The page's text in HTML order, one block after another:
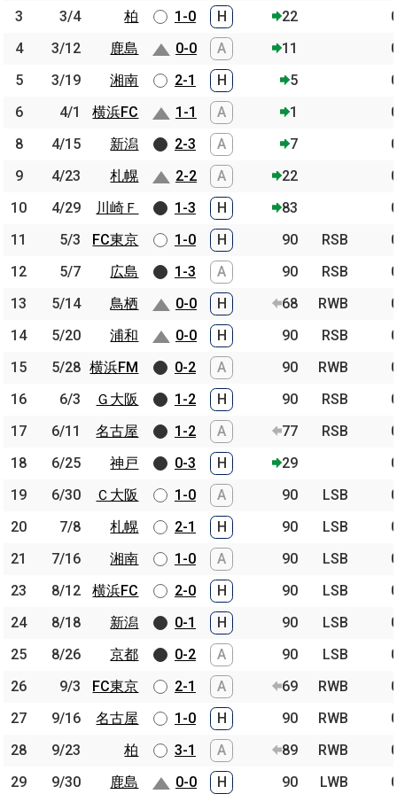
3 3/4 柏 1-0 H 22
4
3/12 鹿島 0-0 A 11
5
3/19 湘南 2-1 H 5
6
4/1 横浜FC 1-1 A 1
8
4/15 新潟 2-3 A 7
9
4/23 札幌 2-2 A 22
10
4/29 川崎Ｆ 1-3 H 83
11
5/3 FC東京 1-0 H 90 RSB
12
5/7 広島 1-3 A 90 RSB
13
5/14 鳥栖 0-0 H 68 RWB
14
5/20 浦和 0-0 H 90 RSB
15
5/28 横浜FM 0-2 A 90 RWB
16
6/3 Ｇ大阪 1-2 H 90 RSB
17
6/11 名古屋 1-2 A 77 RSB
18
6/25 神戸 0-3 H 29
19
6/30 Ｃ大阪 1-0 A 90 LSB
20
7/8 札幌 2-1 H 90 LSB
21
7/16 湘南 1-0 A 90 LSB
23
8/12 横浜FC 2-0 H 90 LSB
24
8/18 新潟 0-1 H 90 LSB
25
8/26 京都 0-2 A 90 LSB
26
9/3 FC東京 2-1 A 69 RWB
27
9/16 名古屋 1-0 H 90 RWB
28
9/23 柏 3-1 A 89 RWB
29
9/30 鹿島 0-0 H 90 LWB
3 3/4
柏
4
3/12
鹿島
5
3/19
湘南
6
4/1
横浜FC
8
4/15
新潟
9
4/23
札幌
10
4/29
川崎Ｆ
11
5/3
FC東京
12
5/7
広島
13
5/14
鳥栖
14
5/20
浦和
15
5/28 横浜FM
16
6/3
Ｇ大阪
17
6/11
名古屋
18
6/25
神戸
19
6/30
Ｃ大阪
20
7/8
札幌
21
7/16
湘南
23
8/12
横浜FC
24
8/18
新潟
25
8/26
京都
26
9/3
FC東京
27
9/16
名古屋
28
9/23
柏
29
9/30 鹿島